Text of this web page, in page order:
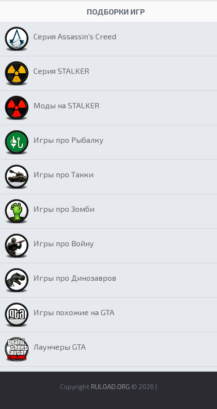
ПОДБОРКИ ИГР
Серия Assassin’s Creed
Серия STALKER
Моды на STALKER
Игры про Рыбалку
Игры про Танки
Игры про Зомби
Игры про Войну
Игры про Динозавров
Игры похожие на GTA
Лаунчеры GTA
Copyright RULOAD.ORG © 2026 |